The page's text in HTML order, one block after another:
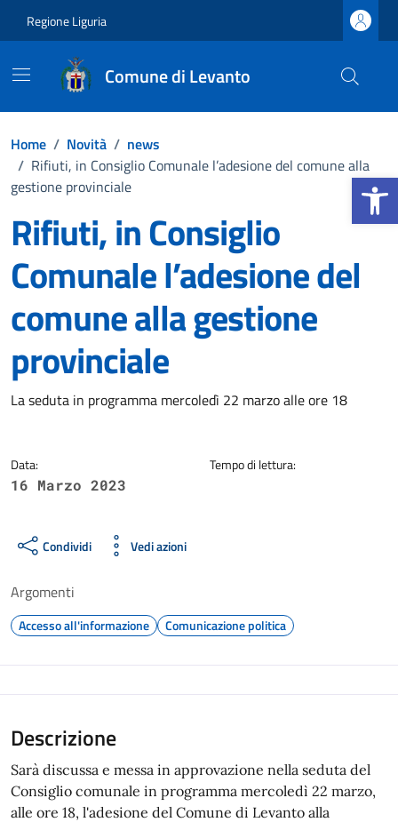
Apri la
Regione Liguria
Comune di Levanto
Home / Novità / news
/ Rifiuti, in Consiglio Comunale l’adesione del comune alla
gestione provinciale
Rifiuti, in Consiglio
Comunale l’adesione del
comune alla gestione
provinciale
Dettagli della notizia
La seduta in programma mercoledì 22 marzo alle ore 18
Data:
16 Marzo 2023
Tempo di lettura:
Condividi Vedi azioni
Argomenti
Accesso all'informazione Comunicazione politica
Descrizione
Sarà discussa e messa in approvazione nella seduta del
Consiglio comunale in programma mercoledì 22 marzo,
alle ore 18, l'adesione del Comune di Levanto alla